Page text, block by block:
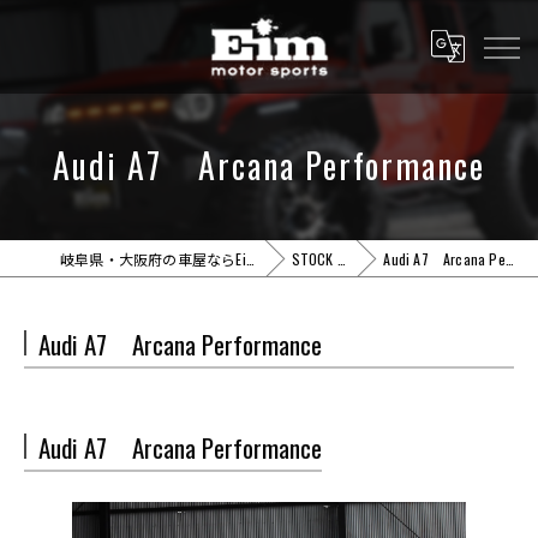
Audi A7 Arcana Performance
STOCK CARS Audi A7 Arcana Performance
Audi A7 Arcana Performance
Audi A7 Arcana Performance